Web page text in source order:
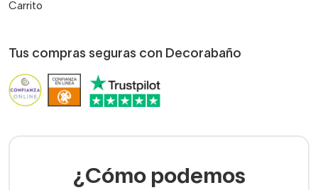
Carrito
Tus compras seguras con Decorabaño
¿Cómo podemos